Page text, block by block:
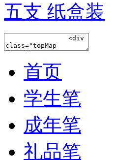
五支 纸盒装
首页
学生笔
成年笔
礼品笔